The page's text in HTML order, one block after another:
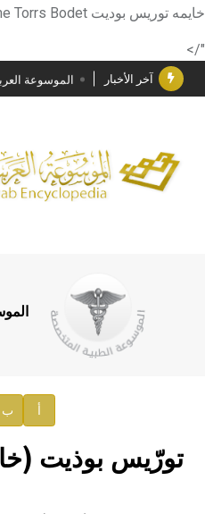
خايمه توريس بوديت Torrs Bodet
"/>
آخر الأخبار
دار الفكر
الموسوعة
جائزة مجمع
الأستاذ إياد
السيد محمد
توصيات مجلس
صدور المجلد
إعلان..
هيئة الموسوعة
أ ب
تورّيس بوذيت